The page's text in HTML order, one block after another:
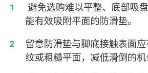
避免选购难以平整、底部吸
能有效吸附平面的防滑垫。
留意防滑垫与脚底接触表面
纹或粗糙平面，减低滑倒的机